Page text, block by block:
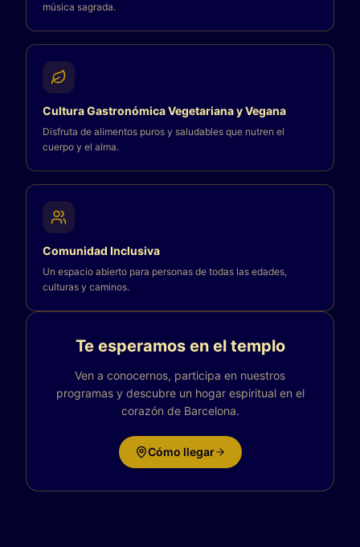
música sagrada.
Cultura Gastronómica Vegetariana y Vegana
Disfruta de alimentos puros y saludables que nutren el
cuerpo y el alma.
Comunidad Inclusiva
Un espacio abierto para personas de todas las edades,
culturas y caminos.
Te esperamos en el templo
Ven a conocernos, participa en nuestros
programas y descubre un hogar espiritual en el
corazón de Barcelona.
Cómo llegar